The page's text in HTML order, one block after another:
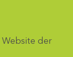
der